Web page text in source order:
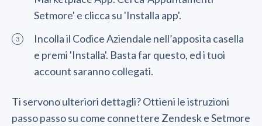
Setmore' e clicca su 'Installa app'.
Incolla il Codice Aziendale nell’apposita casella
e premi 'Installa'. Basta far questo, ed i tuoi
account saranno collegati.
Ti servono ulteriori dettagli? Ottieni le istruzioni
passo passo su come connettere Zendesk e Setmore